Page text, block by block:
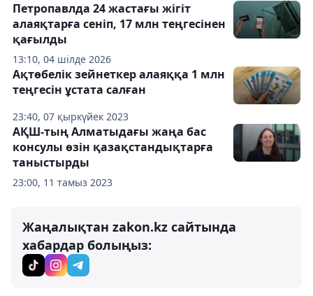
13:10, 04 шілде 2026
Петропавлда 24 жастағы жігіт
алаяқтарға сеніп, 17 млн теңгесінен
қағылды
23:40, 07 қыркүйек 2023
Ақтөбелік зейнеткер алаяққа 1 млн
теңгесін ұстата салған
23:00, 11 тамыз 2023
АҚШ-тың Алматыдағы жаңа бас
консулы өзін қазақстандықтарға
таныстырды
Жаңалықтан zakon.kz сайтында
хабардар болыңыз: